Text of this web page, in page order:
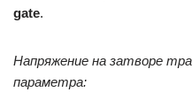
gate.
Напряжение на затворе
параметра: